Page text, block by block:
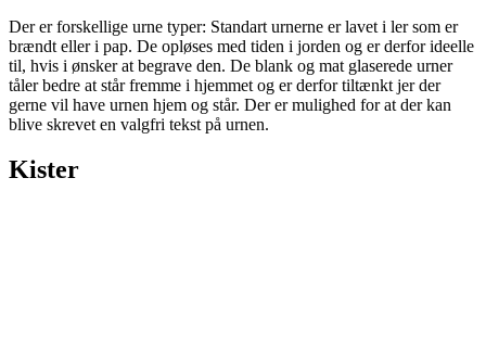
Der er forskellige urne typer: Standart urnerne er lavet i ler som er
brændt eller i pap. De opløses med tiden i jorden og er derfor ideelle
til, hvis i ønsker at begrave den. De blank og mat glaserede urner
tåler bedre at står fremme i hjemmet og er derfor tiltænkt jer der
gerne vil have urnen hjem og står. Der er mulighed for at der kan
blive skrevet en valgfri tekst på urnen.
Kister